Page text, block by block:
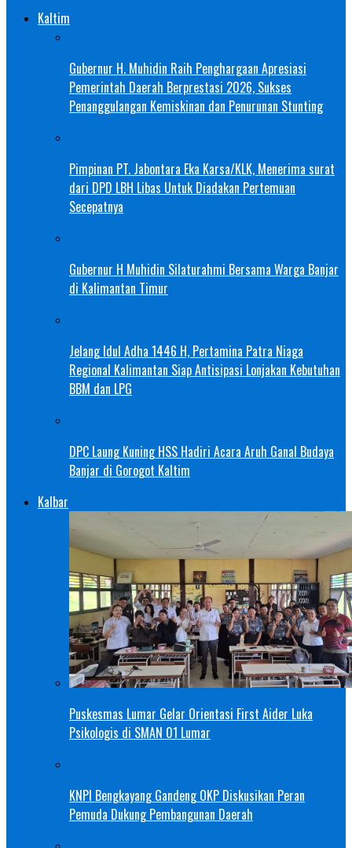
Kaltim
Gubernur H. Muhidin Raih Penghargaan Apresiasi
Pemerintah Daerah Berprestasi 2026, Sukses
Penanggulangan Kemiskinan dan Penurunan Stunting
Pimpinan PT. Jabontara Eka Karsa/KLK, Menerima surat
dari DPD LBH Libas Untuk Diadakan Pertemuan
Secepatnya
Gubernur H Muhidin Silaturahmi Bersama Warga Banjar
di Kalimantan Timur
Jelang Idul Adha 1446 H, Pertamina Patra Niaga
Regional Kalimantan Siap Antisipasi Lonjakan Kebutuhan
BBM dan LPG
DPC Laung Kuning HSS Hadiri Acara Aruh Ganal Budaya
Banjar di Gorogot Kaltim
Kalbar
Puskesmas Lumar Gelar Orientasi First Aider Luka
Psikologis di SMAN 01 Lumar
KNPI Bengkayang Gandeng OKP Diskusikan Peran
Pemuda Dukung Pembangunan Daerah